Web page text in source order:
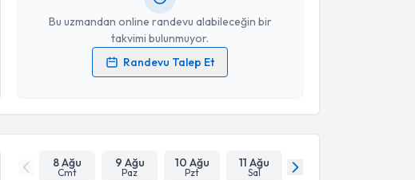
Bu uzmandan online randevu alabileceğin bir
takvimi bulunmuyor.
Randevu Talep Et
Kişisel verilerimin işlenmesine ilişkinAydınlatma Metni
işlenmesini kabul ediyorum.
Takvim Talebini Gönder
8 Ağu
Cmt
9 Ağu
Paz
10 Ağu
Pzt
11 Ağu
Sal